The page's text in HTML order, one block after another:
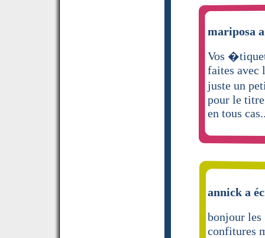
mariposa
Vos
faites avec
juste un
pour le titre
en tous
annick a
bonjour les
confitures